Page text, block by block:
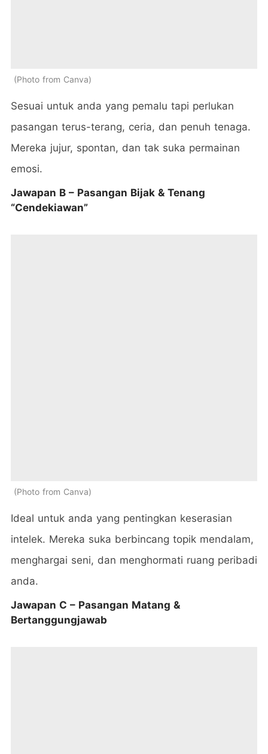
Photo from Canva
Sesuai untuk anda yang pemalu tapi perlukan
pasangan terus-terang, ceria, dan penuh tenaga.
Mereka jujur, spontan, dan tak suka permainan
emosi.
Jawapan B – Pasangan Bijak & Tenang
“Cendekiawan”
Photo from Canva
Ideal untuk anda yang pentingkan keserasian
intelek. Mereka suka berbincang topik mendalam,
menghargai seni, dan menghormati ruang peribadi
anda.
Jawapan C – Pasangan Matang &
Bertanggungjawab